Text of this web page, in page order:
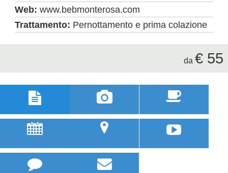
Web:www.bebmonterosa.com
Trattamento: Pernottamento e prima colazione
da € 55
  
; u 
 